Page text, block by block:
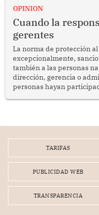
enfrenta desafíos en
OPINION
Cuando la
gerentes
La norma de protección
excepcionalmente,
también a las personas
dirección, gerencia o
personas hayan
por la frustrada
TARIFAS
PUBLICIDAD WEB
TRANSPARENCIA